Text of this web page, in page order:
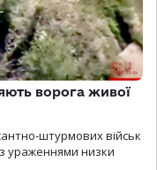
ворога живої
штурмових військ
ураженнями низки